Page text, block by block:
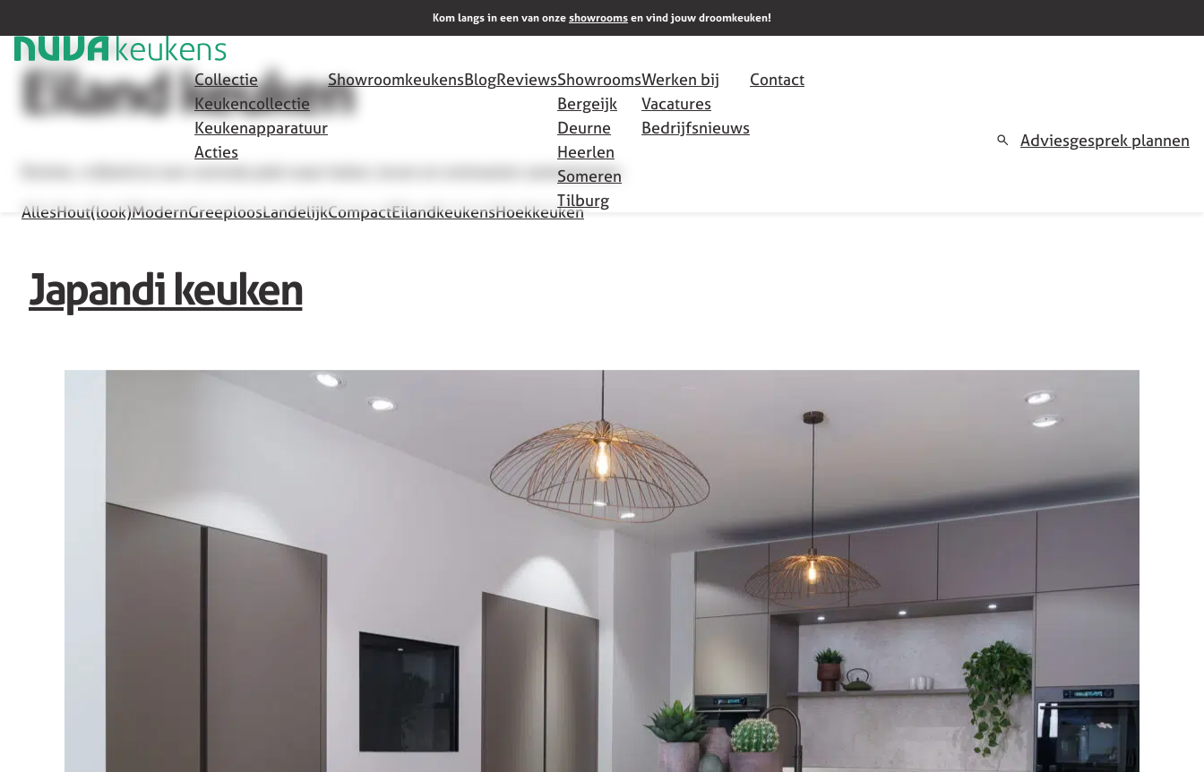
Kom langs in een van onze showrooms en vind jouw droomkeuken!
Collectie
Keukencollectie
Keukenapparatuur
Acties
ShowroomkeukensBlogReviewsShowrooms
Bergeijk
Deurne
Heerlen
Someren
Tilburg
Werken bij
Vacatures
Bedrijfsnieuws
Contact
Adviesgesprek plannen
HOME/ EILAND KEUKEN
Eiland keuken
Ruimte, vrijheid en een centrale plek waar koken, leven en ontmoeten samenkomen.
AllesHout(look)ModernGreeploosLandelijkCompactEilandkeukensHoekkeuken
Japandi keuken